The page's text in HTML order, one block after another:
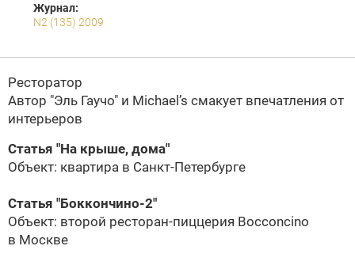
Журнал:
N2 (135) 2009
Ресторатор
Автор "Эль Гаучо" и Michael’s смакует впечатления от
интерьеров
Статья "На крыше, дома"
Объект: квартира в Санкт-Петербурге
Статья "Боккончино-2"
Объект: второй ресторан-пиццерия Bocconcino
в Москве